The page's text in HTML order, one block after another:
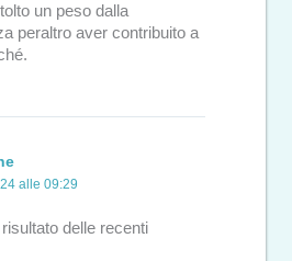
un peso dalla
peraltro aver contribuito a
alle 09:29
delle recenti